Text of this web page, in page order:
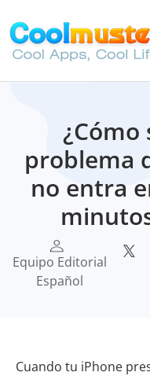
problema
no entra
Equipo Editorial
Español
Cuando tu iPhone